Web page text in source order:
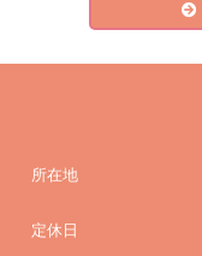
所在地
定休日